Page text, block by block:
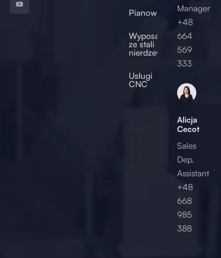
Pianownice
Wyposażenie
ze stali
nierdzewnej
Usługi
CNC
Manager
+48
664
569
333
Alicja
Cecot
Sales
Dep.
Assistant
+48
668
985
388